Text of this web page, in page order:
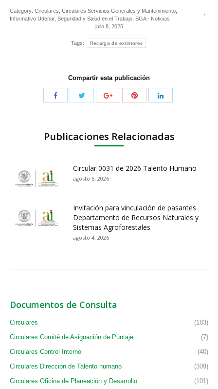
Category: Circulares Circulares Servicios Generales y Mantenimiento
Informativo Udenar, Seguridad y Salud en el Trabajo SGA - Noticias
julio 8, 2025
Tags: Recarga de extintores
Compartir esta publicación
Publicaciones Relacionadas
Circular 0031 de 2026 Talento Humano
agosto 5, 2026
Invitación para vinculación de pasantes
Departamento de Recursos Naturales y
Sistemas Agroforestales
agosto 4, 2026
Documentos de Consulta
Circulares
(183)
Circulares Comité de Asignación de Puntaje
(7)
Circulares Control Interno
(40)
Circulares Dirección de Talento humano
(309)
Circulares Oficina de Planeación y Desarrollo
(101)